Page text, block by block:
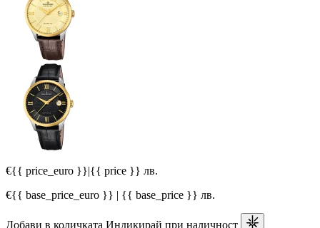
€{{ price_euro }}|{{ price }} лв.
€{{ base_price_euro }} | {{ base_price }} лв.
Добави в количката Индикирай при наличност